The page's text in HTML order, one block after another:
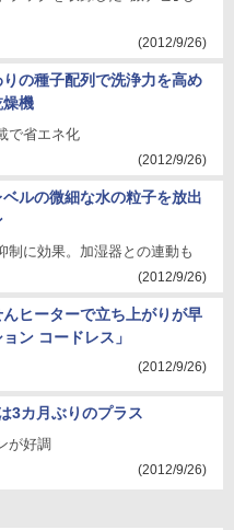
(2012/9/26)
の種子配列で洗浄力を高め
燥機
で省エネ化
(2012/9/26)
ルの微細な水の粒子を放出
制に効果。加湿器との連動も
(2012/9/26)
ヒーターで立ち上がりが早
ン コードレス」
(2012/9/26)
3カ月ぶりのプラス
が好調
(2012/9/26)